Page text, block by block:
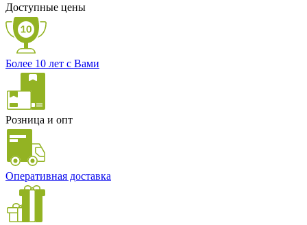
Доступные цены
Более 10 лет с Вами
Розница и опт
Оперативная доставка